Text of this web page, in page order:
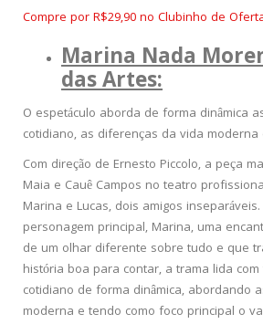
Compre por R$29,90 no Clubinho de
Marina Nada
das Artes:
O espetáculo aborda de forma dinâmica
cotidiano, as diferenças da vida
Com direção de Ernesto Piccolo, a peça
Maia e Cauê Campos no teatro
Marina e Lucas, dois amigos
personagem principal, Marina, uma
de um olhar diferente sobre tudo e que
história boa para contar, a trama lida com
cotidiano de forma dinâmica, abordando
moderna e tendo como foco principal o